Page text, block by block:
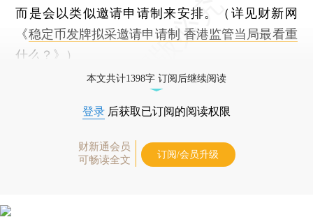
而是会以类似邀请申请制来安排。（详见财新网
《稳定币发牌拟采邀请申请制 香港监管当局最看重
什么？ 》）
本文共计1398字 订阅后继续阅读
登录 后获取已订阅的阅读权限
财新通会员
可畅读全文
订阅/会员升级